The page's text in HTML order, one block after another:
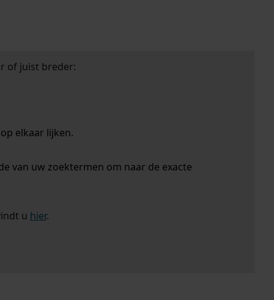
of juist breder:
elkaar lijken.
van uw zoektermen om naar de exacte
u hier.